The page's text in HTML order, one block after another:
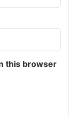
this browser